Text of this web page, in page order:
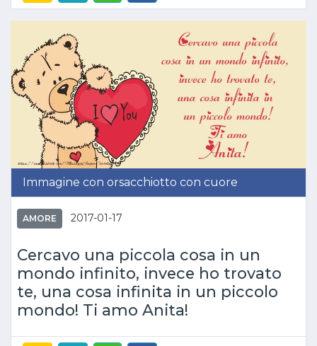
Immagine con orsacchiotto con cuore
AMORE 2017-01-17
Cercavo una piccola cosa in un
mondo infinito, invece ho trovato
te, una cosa infinita in un piccolo
mondo! Ti amo Anita!